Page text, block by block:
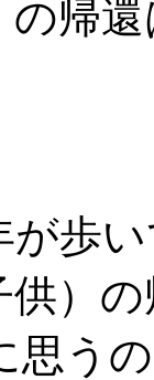
の帰
が歩
供）
思う